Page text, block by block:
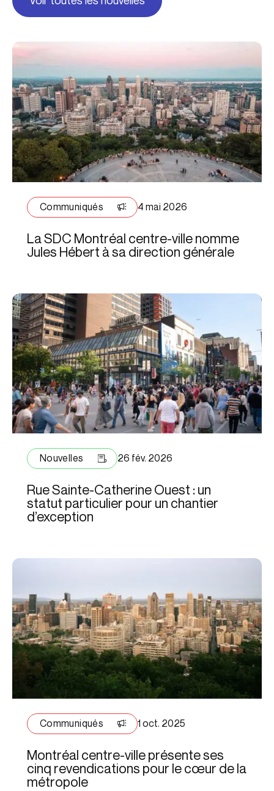
Communiqués 4 mai 2026
La SDC Montréal centre-ville nomme
Jules Hébert à sa direction générale
Nouvelles 26 fév. 2026
Rue Sainte-Catherine Ouest : un
statut particulier pour un chantier
d’exception
Communiqués 1 oct. 2025
Montréal centre-ville présente ses
cinq revendications pour le cœur de la
métropole